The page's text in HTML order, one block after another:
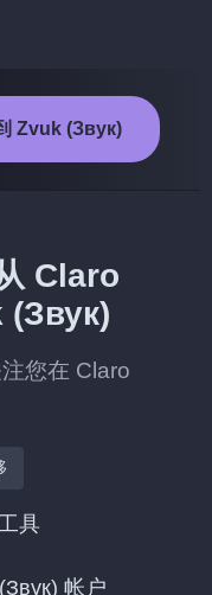
Zvuk (Звук)
Claro
(Звук)
您在 Claro
具
帐户